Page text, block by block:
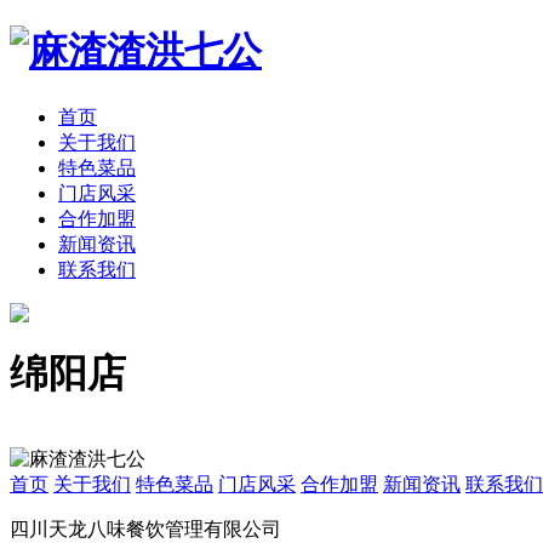
首页
关于我们
特色菜品
门店风采
合作加盟
新闻资讯
联系我们
绵阳店
首页 关于我们 特色菜品 门店风采 合作加盟 新闻资讯 联系我们
四川天龙八味餐饮管理有限公司